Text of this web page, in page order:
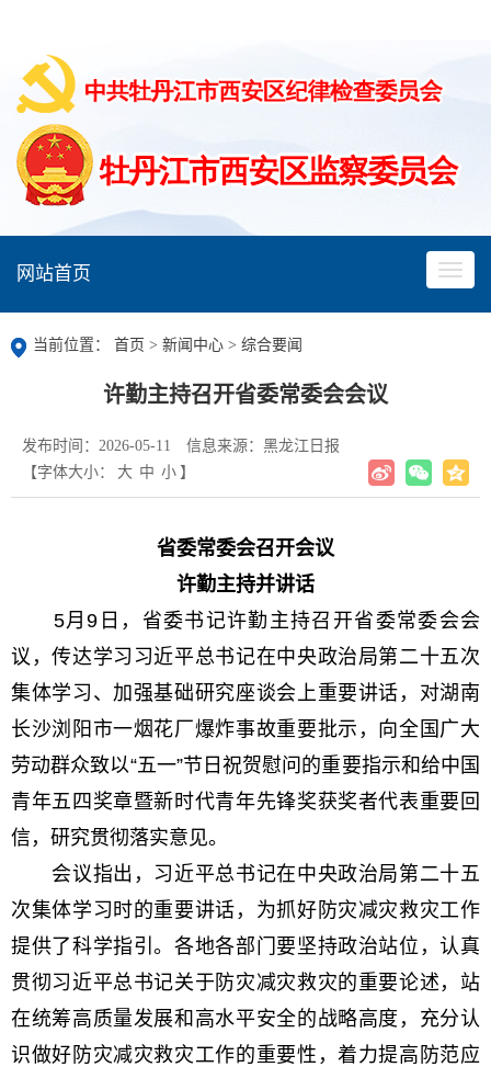
网站首页
当前位置： 首页 > 新闻中心 > 综合要闻
许勤主持召开省委常委会会议
发布时间：2026-05-11
信息来源：黑龙江日报
【字体大小：
大 中 小 】
省委常委会召开会议
许勤主持并讲话
5月9日，省委书记许勤主持召开省委常委会会
议，传达学习习近平总书记在中央政治局第二十五次
集体学习、加强基础研究座谈会上重要讲话，对湖南
长沙浏阳市一烟花厂爆炸事故重要批示，向全国广大
劳动群众致以“五一”节日祝贺慰问的重要指示和给中国
青年五四奖章暨新时代青年先锋奖获奖者代表重要回
信，研究贯彻落实意见。
会议指出，习近平总书记在中央政治局第二十五
次集体学习时的重要讲话，为抓好防灾减灾救灾工作
提供了科学指引。各地各部门要坚持政治站位，认真
贯彻习近平总书记关于防灾减灾救灾的重要论述，站
在统筹高质量发展和高水平安全的战略高度，充分认
识做好防灾减灾救灾工作的重要性，着力提高防范应